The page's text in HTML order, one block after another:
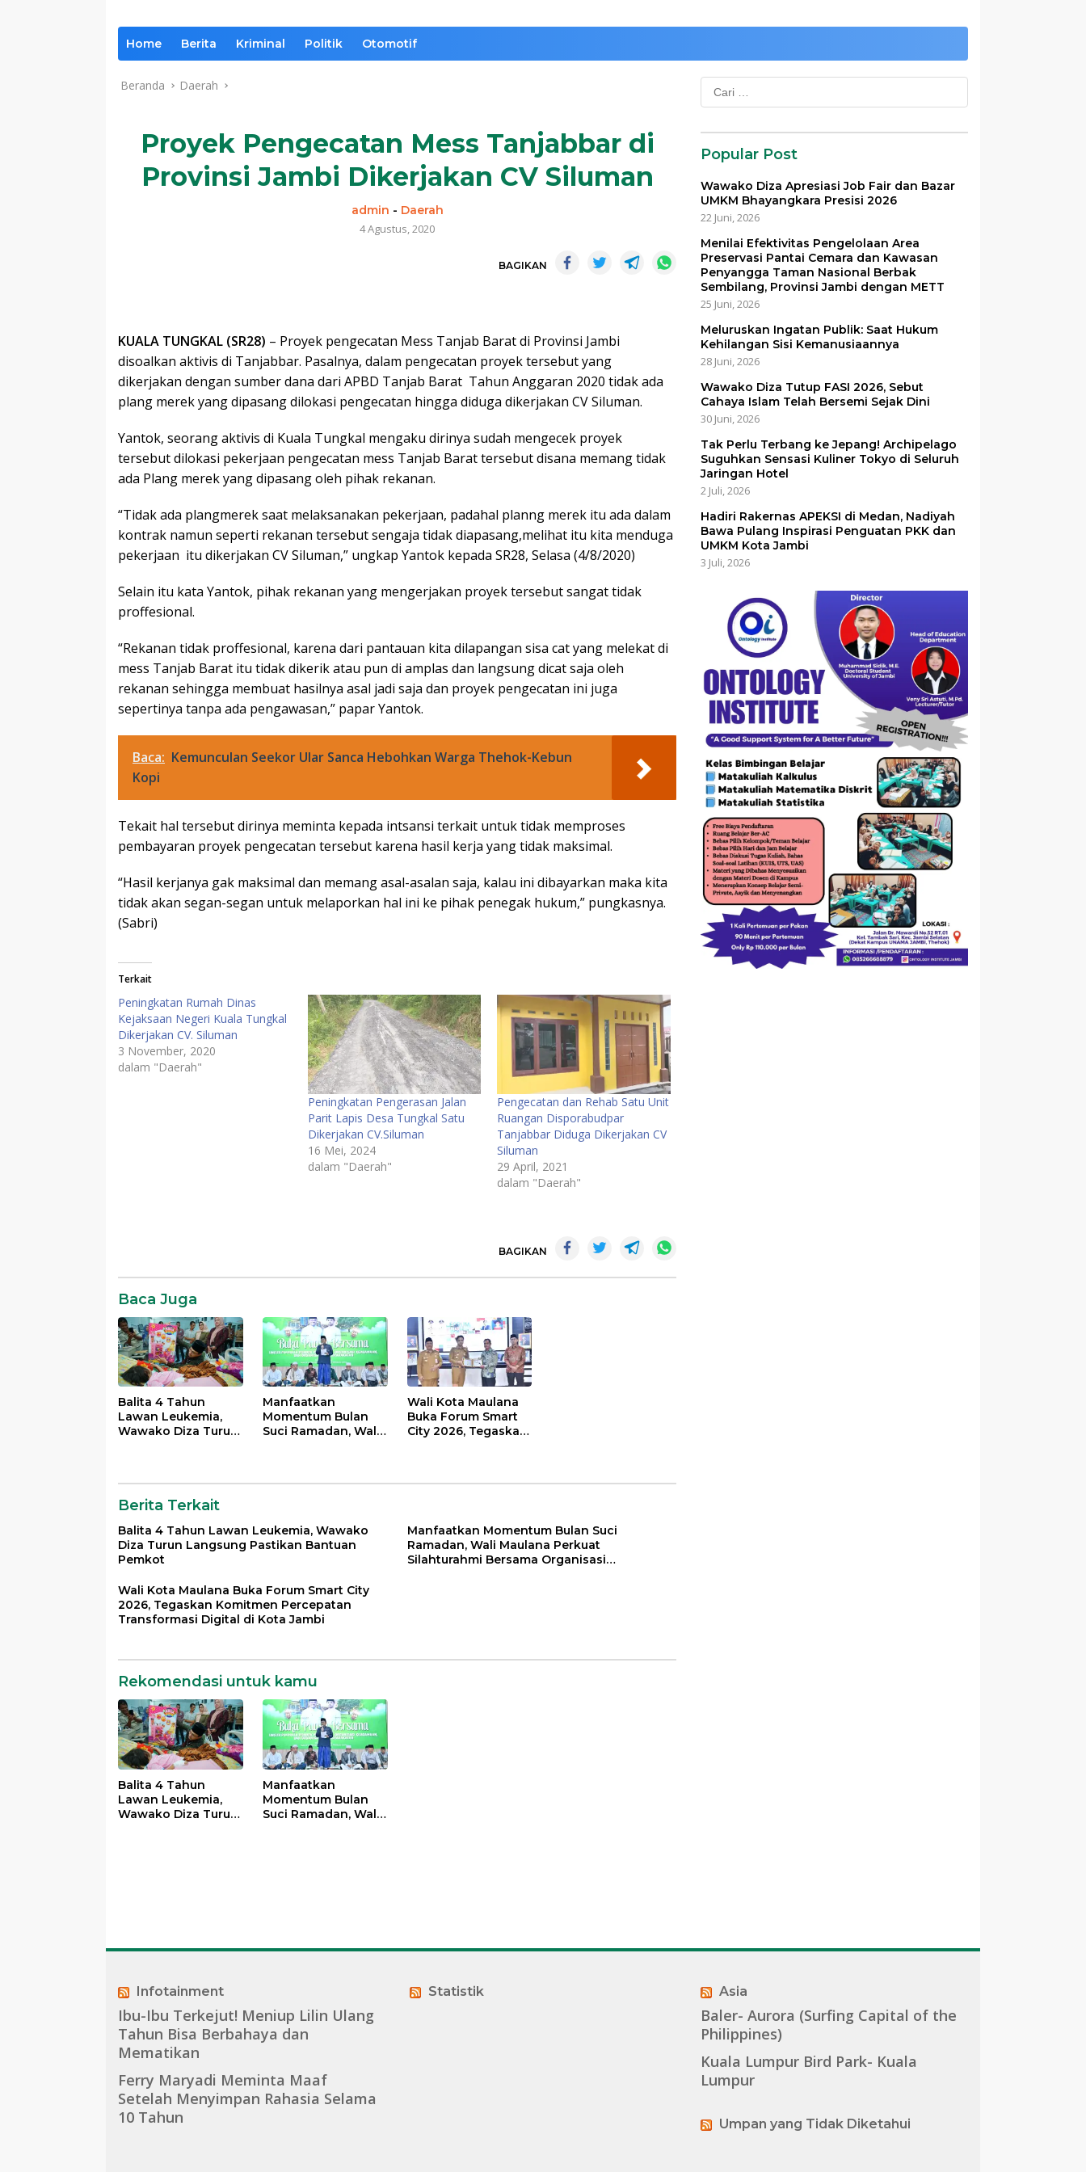
Home Berita Kriminal Politik Otomotif
Beranda Daerah
Proyek Pengecatan Mess Tanjabbar di
Provinsi Jambi Dikerjakan CV Siluman
admin - Daerah
4 Agustus, 2020
BAGIKAN
KUALA TUNGKAL (SR28) – Proyek pengecatan Mess Tanjab Barat di Provinsi Jambi
disoalkan aktivis di Tanjabbar. Pasalnya, dalam pengecatan proyek tersebut yang
dikerjakan dengan sumber dana dari APBD Tanjab Barat Tahun Anggaran 2020 tidak ada
plang merek yang dipasang dilokasi pengecatan hingga diduga dikerjakan CV Siluman.
Yantok, seorang aktivis di Kuala Tungkal mengaku dirinya sudah mengecek proyek
tersebut dilokasi pekerjaan pengecatan mess Tanjab Barat tersebut disana memang tidak
ada Plang merek yang dipasang oleh pihak rekanan.
“Tidak ada plangmerek saat melaksanakan pekerjaan, padahal planng merek itu ada dalam
kontrak namun seperti rekanan tersebut sengaja tidak diapasang,melihat itu kita menduga
pekerjaan itu dikerjakan CV Siluman,” ungkap Yantok kepada SR28, Selasa (4/8/2020)
Selain itu kata Yantok, pihak rekanan yang mengerjakan proyek tersebut sangat tidak
proffesional.
“Rekanan tidak proffesional, karena dari pantauan kita dilapangan sisa cat yang melekat di
mess Tanjab Barat itu tidak dikerik atau pun di amplas dan langsung dicat saja oleh
rekanan sehingga membuat hasilnya asal jadi saja dan proyek pengecatan ini juga
sepertinya tanpa ada pengawasan,” papar Yantok.
Baca: Kemunculan Seekor Ular Sanca Hebohkan Warga Thehok-Kebun
Kopi
Tekait hal tersebut dirinya meminta kepada intsansi terkait untuk tidak memproses
pembayaran proyek pengecatan tersebut karena hasil kerja yang tidak maksimal.
“Hasil kerjanya gak maksimal dan memang asal-asalan saja, kalau ini dibayarkan maka kita
tidak akan segan-segan untuk melaporkan hal ini ke pihak penegak hukum,” pungkasnya.
(Sabri)
Terkait
Peningkatan Rumah Dinas
Kejaksaan Negeri Kuala Tungkal
Dikerjakan CV. Siluman
3 November, 2020
dalam "Daerah"
Peningkatan Pengerasan Jalan
Parit Lapis Desa Tungkal Satu
Dikerjakan CV.Siluman
16 Mei, 2024
dalam "Daerah"
Pengecatan dan Rehab Satu Unit
Ruangan Disporabudpar
Tanjabbar Diduga Dikerjakan CV
Siluman
29 April, 2021
dalam "Daerah"
Komentar
BAGIKAN
Baca Juga
Balita 4 Tahun
Lawan Leukemia,
Wawako Diza Turun
Manfaatkan
Momentum Bulan
Suci Ramadan, Wali
Wali Kota Maulana
Buka Forum Smart
City 2026, Tegaskan
Berita Terkait
Balita 4 Tahun Lawan Leukemia, Wawako
Diza Turun Langsung Pastikan Bantuan
Pemkot
Manfaatkan Momentum Bulan Suci
Ramadan, Wali Maulana Perkuat
Silahturahmi Bersama Organisasi
Wali Kota Maulana Buka Forum Smart City
2026, Tegaskan Komitmen Percepatan
Transformasi Digital di Kota Jambi
Rekomendasi untuk kamu
Balita 4 Tahun
Lawan Leukemia,
Wawako Diza Turun
Manfaatkan
Momentum Bulan
Suci Ramadan, Wali
Cari
untuk:
Popular Post
Wawako Diza Apresiasi Job Fair dan Bazar
UMKM Bhayangkara Presisi 2026
22 Juni, 2026
Menilai Efektivitas Pengelolaan Area
Preservasi Pantai Cemara dan Kawasan
Penyangga Taman Nasional Berbak
Sembilang, Provinsi Jambi dengan METT
25 Juni, 2026
Meluruskan Ingatan Publik: Saat Hukum
Kehilangan Sisi Kemanusiaannya
28 Juni, 2026
Wawako Diza Tutup FASI 2026, Sebut
Cahaya Islam Telah Bersemi Sejak Dini
30 Juni, 2026
Tak Perlu Terbang ke Jepang! Archipelago
Suguhkan Sensasi Kuliner Tokyo di Seluruh
Jaringan Hotel
2 Juli, 2026
Hadiri Rakernas APEKSI di Medan, Nadiyah
Bawa Pulang Inspirasi Penguatan PKK dan
UMKM Kota Jambi
3 Juli, 2026
Infotainment
Ibu-Ibu Terkejut! Meniup Lilin Ulang
Tahun Bisa Berbahaya dan
Mematikan
Ferry Maryadi Meminta Maaf
Setelah Menyimpan Rahasia Selama
10 Tahun
Statistik Asia
Baler- Aurora (Surfing Capital of the
Philippines)
Kuala Lumpur Bird Park- Kuala
Lumpur
Umpan yang Tidak Diketahui